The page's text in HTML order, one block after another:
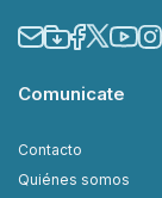
Comunicate
Contacto
Quiénes somos